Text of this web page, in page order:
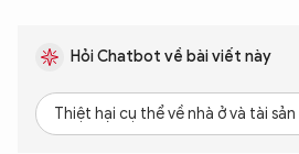
Hỏi Chatbot về bài viết này
Thiệt hại cụ thể về nhà ở và tài